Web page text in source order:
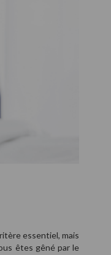
essentiel, mais
êtes gêné par le